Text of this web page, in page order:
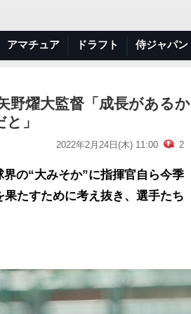
アマチュア ドラフト 侍ジャパン
燿大監督「成長があるか
」
2022年2月24日(木) 11:00 2
の“大みそか”に指揮官自ら今季
たすために考え抜き、選手たち